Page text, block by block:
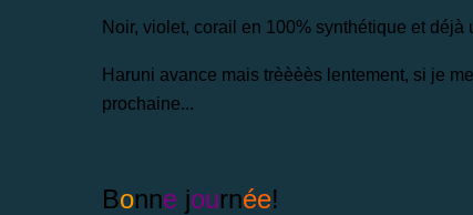
Noir, violet, corail en 100% synthétique et déjà
Haruni avance mais trèèèès lentement, si je
prochaine...
Bonne journée!